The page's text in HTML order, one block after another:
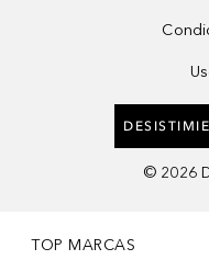
© 2026
TOP MARCAS